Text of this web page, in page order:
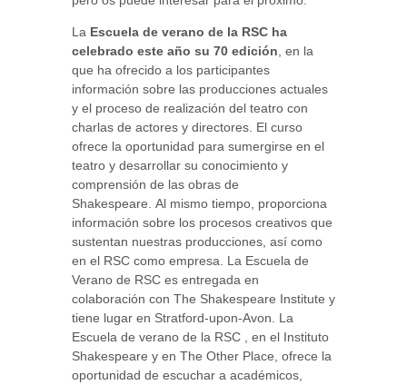
La Escuela de verano de la RSC ha
celebrado este año su 70 edición , en la
que ha ofrecido a los participantes
información sobre las producciones actuales
y el proceso de realización del teatro con
charlas de actores y directores. El curso
ofrece la oportunidad para sumergirse en el
teatro y desarrollar su conocimiento y
comprensión de las obras de
Shakespeare. Al mismo tiempo, proporciona
información sobre los procesos creativos que
sustentan nuestras producciones, así como
en el RSC como empresa. La Escuela de
Verano de RSC es entregada en
colaboración con The Shakespeare Institute y
tiene lugar en Stratford-upon-Avon. La
Escuela de verano de la RSC , en el Instituto
Shakespeare y en The Other Place, ofrece la
oportunidad de escuchar a académicos,